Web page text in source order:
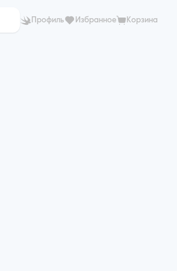
Профиль Избранное Корзина